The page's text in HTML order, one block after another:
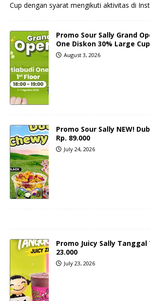
Cup dengan syarat mengikuti aktivitas di
Promo Sour Sally Grand
One Diskon 30% Large Cup
August 3, 2026
Promo Sour Sally NEW!
Rp. 89.000
July 24, 2026
Promo Juicy Sally Tanggal
23.000
July 23, 2026